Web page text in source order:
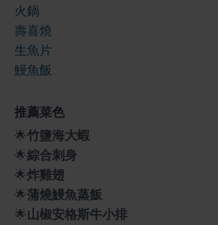
火鍋
壽喜燒
生魚片
鰻魚飯
推薦菜色
🌟竹鹽海大蝦
🌟綜合刺身
🌟炸雞翅
🌟蒲燒鰻魚蒸飯
🌟山椒安格斯牛小排